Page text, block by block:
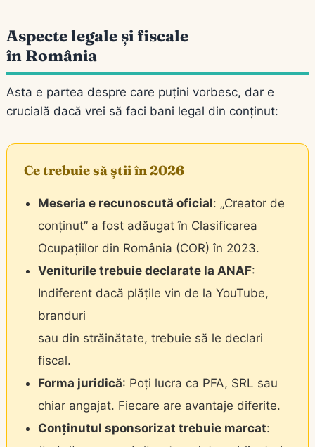
Aspecte legale și fiscale
în România
Asta e partea despre care puțini vorbesc, dar e
crucială dacă vrei să faci bani legal din conținut:
Ce trebuie să știi în 2026
Meseria e recunoscută oficial: „Creator de
conținut” a fost adăugat în Clasificarea
Ocupațiilor din România (COR) în 2023.
Veniturile trebuie declarate la ANAF:
Indiferent dacă plățile vin de la YouTube,
branduri
sau din străinătate, trebuie să le declari
fiscal.
Forma juridică: Poți lucra ca PFA, SRL sau
chiar angajat. Fiecare are avantaje diferite.
Conținutul sponsorizat trebuie marcat: